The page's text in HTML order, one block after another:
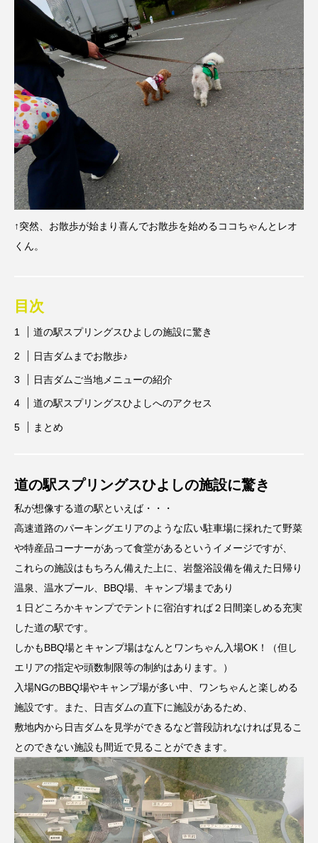
↑突然、お散歩が始まり喜んでお散歩を始めるココちゃんとレオ
くん。
目次
道の駅スプリングスひよしの施設に驚き
日吉ダムまでお散歩♪
日吉ダムご当地メニューの紹介
道の駅スプリングスひよしへのアクセス
まとめ
道の駅スプリングスひよしの施設に驚き
私が想像する道の駅といえば・・・
高速道路のパーキングエリアのような広い駐車場に採れたて野菜
や特産品コーナーがあって食堂があるというイメージですが、
これらの施設はもちろん備えた上に、岩盤浴設備を備えた日帰り
温泉、温水プール、BBQ場、キャンプ場まであり
１日どころかキャンプでテントに宿泊すれば２日間楽しめる充実
した道の駅です。
しかもBBQ場とキャンプ場はなんとワンちゃん入場OK！（但し
エリアの指定や頭数制限等の制約はあります。）
入場NGのBBQ場やキャンプ場が多い中、ワンちゃんと楽しめる
施設です。また、日吉ダムの直下に施設があるため、
敷地内から日吉ダムを見学ができるなど普段訪れなければ見るこ
とのできない施設も間近で見ることができます。